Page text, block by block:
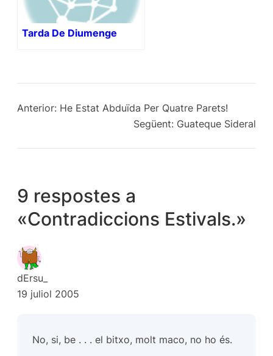
Tarda De Diumenge
Anterior: He Estat Abduïda Per Quatre Parets!
Següent: Guateque Sideral
9 respostes a
«Contradiccions Estivals.»
dErsu_
19 juliol 2005
No, si, be . . . el bitxo, molt maco, no ho és.